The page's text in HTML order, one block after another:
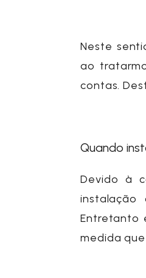
Neste
ao
contas.
Quando
Devido à
Entretanto
medida